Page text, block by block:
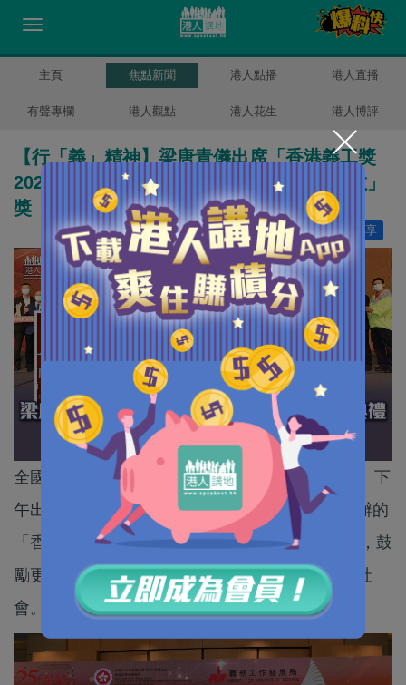
主頁 焦點新聞 港人點播 港人直播
有聲專欄 港人觀點 港人花生 港人博評
【行「義」精神】梁唐青儀出席「香港義工獎
2022」頒獎典禮 頒「年度十大最高義工時數」
獎
分享
讚好 14
全國政協副主席梁振英夫人梁唐青儀今日（10日）下
午出席由民政及青年事務局與義務工作發展局合辦的
「香港義工獎2022」頒獎典禮，並擔任頒獎嘉賓，鼓
勵更多市民投入義務工作，凝聚力量，共建關愛社
會。